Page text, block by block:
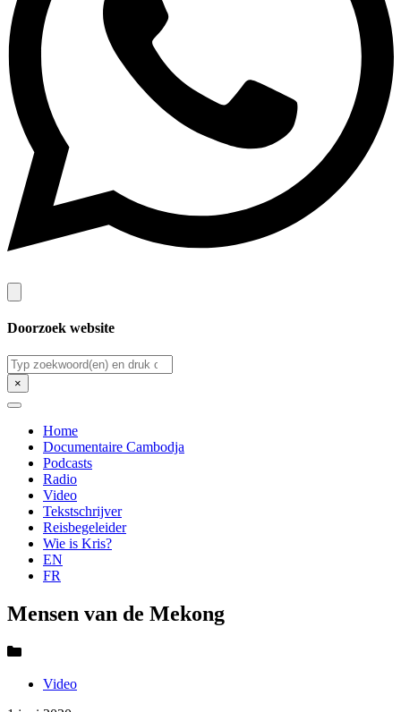
Doorzoek website
Zoeken
×
Home
Documentaire Cambodja
Podcasts
Radio
Video
Tekstschrijver
Reisbegeleider
Wie is Kris?
EN
FR
Mensen van de Mekong
Video